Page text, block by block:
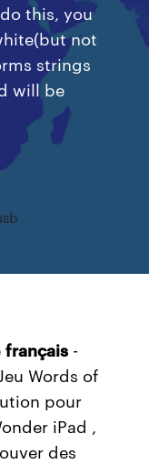
this, you
not
strings
will be
français -
Words of
pour
iPad ,
des